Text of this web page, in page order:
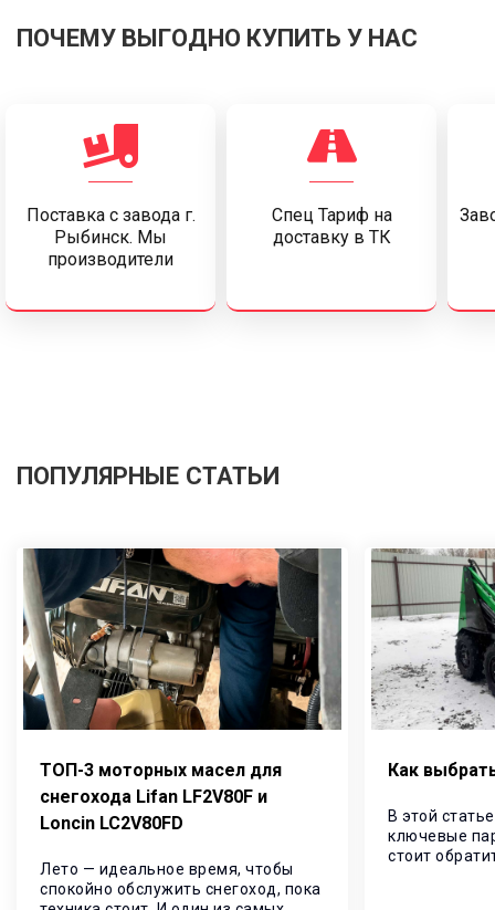
ПОЧЕМУ ВЫГОДНО КУПИТЬ У НАС
Поставка c завода г.
Рыбинск. Мы
производители
Спец Тариф на
доставку в ТК
ПОПУЛЯРНЫЕ СТАТЬИ
ТОП-3 моторных масел для
снегохода Lifan LF2V80F и
Loncin LC2V80FD
Лето — идеальное время, чтобы
спокойно обслужить снегоход, пока
Как
В этой
ключевые
стоит